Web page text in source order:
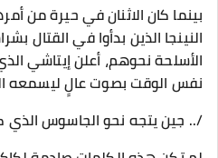
بينما كان الاثنان في حيرة من
النينجا الذين بدأوا في القتال
الأسلحة نحوهم، أعلن إيتاشي
نفس الوقت بصوت عالٍ ليسمعه
/.. جين يتجه نحو الجاسوس